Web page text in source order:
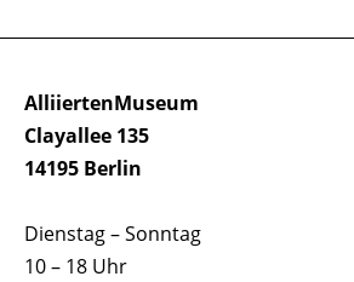
AlliiertenMuseum
Clayallee 135
14195 Berlin
Dienstag – Sonntag
10 – 18 Uhr